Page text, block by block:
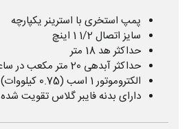
پمپ استخری با استرینر یکپارچه
سایز اتصال 1/2 1 اینچ
حداکثر هد 18 متر
حداکثر آبدهی 20 متر مکعب در ساعت
الکتروموتور 1 اسب (0.75 کیلووات)
دارای بدنه فایبر گلاس تقویت شده